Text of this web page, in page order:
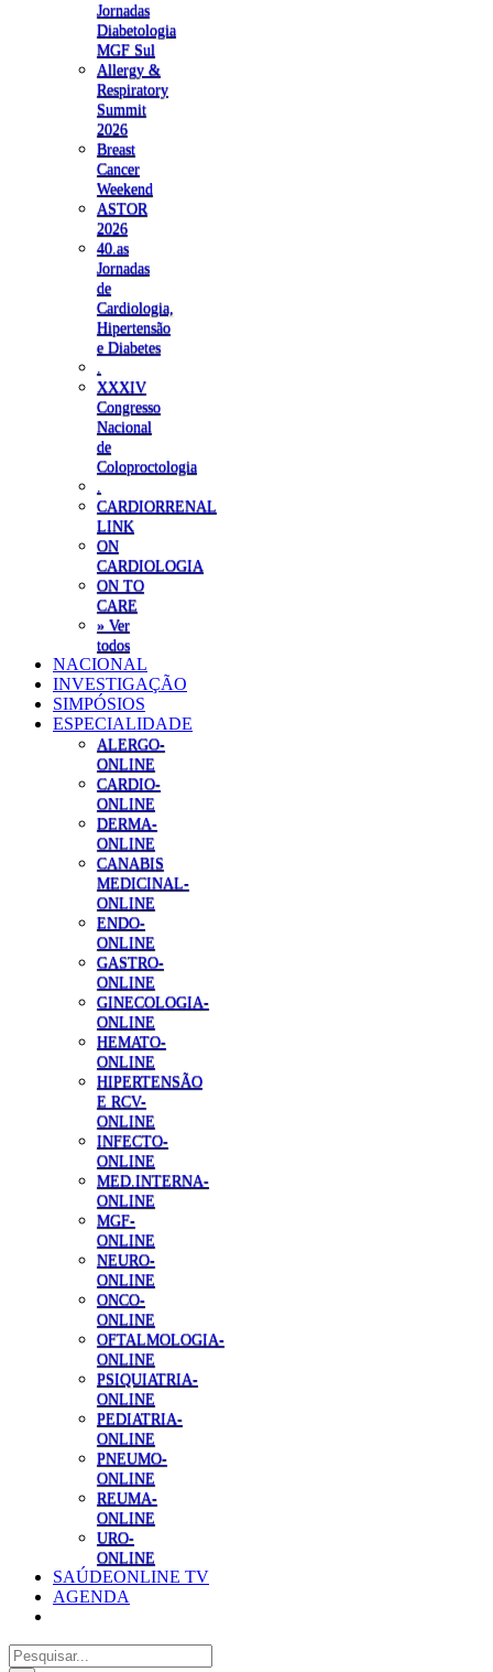
Jornadas
Diabetologia
MGF Sul
Allergy &
Respiratory
Summit
2026
Breast
Cancer
Weekend
ASTOR
2026
40.as
Jornadas
de
Cardiologia,
Hipertensão
e Diabetes
XXXIV
Congresso
Nacional
de
Coloproctologia
CARDIORRENAL
LINK
ON
CARDIOLOGIA
ON TO
CARE
» Ver
todos
NACIONAL
INVESTIGAÇÃO
SIMPÓSIOS
ESPECIALIDADE
ALERGO-
ONLINE
CARDIO-
ONLINE
DERMA-
ONLINE
CANABIS
MEDICINAL-
ONLINE
ENDO-
ONLINE
GASTRO-
ONLINE
GINECOLOGIA-
ONLINE
HEMATO-
ONLINE
HIPERTENSÃO
E RCV-
ONLINE
INFECTO-
ONLINE
MED.INTERNA-
ONLINE
MGF-
ONLINE
NEURO-
ONLINE
ONCO-
ONLINE
OFTALMOLOGIA-
ONLINE
PSIQUIATRIA-
ONLINE
PEDIATRIA-
ONLINE
PNEUMO-
ONLINE
REUMA-
ONLINE
URO-
ONLINE
SAÚDEONLINE TV
AGENDA
Pesquisar